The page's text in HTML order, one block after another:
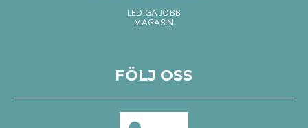
LEDIGA JOBB
MAGASIN
FÖLJ OSS